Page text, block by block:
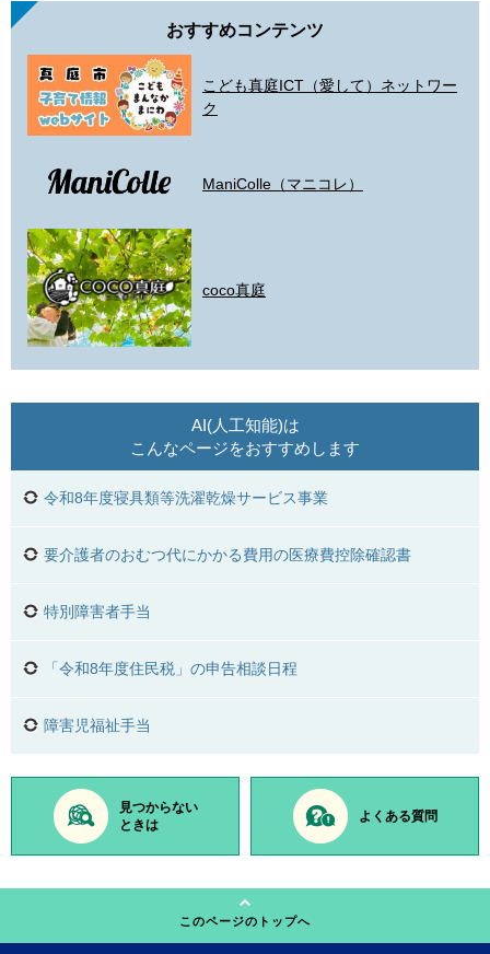
おすすめコンテンツ
こども真庭ICT（愛して）ネットワー
ク
ManiColle（マニコレ）
coco真庭
AI(人工知能)は
こんなページをおすすめします
令和8年度寝具類等洗濯乾燥サービス事業
要介護者のおむつ代にかかる費用の医療費控除確認書
特別障害者手当
「令和8年度住民税」の申告相談日程
障害児福祉手当
見つからない
ときは
よくある質問
このページのトップへ